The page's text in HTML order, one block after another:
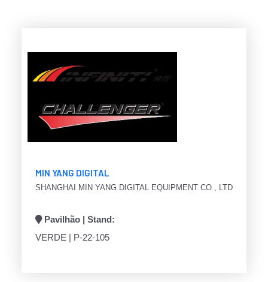
MIN YANG DIGITAL
SHANGHAI MIN YANG DIGITAL EQUIPMENT CO., LTD
Pavilhão | Stand:
VERDE | P-22-105